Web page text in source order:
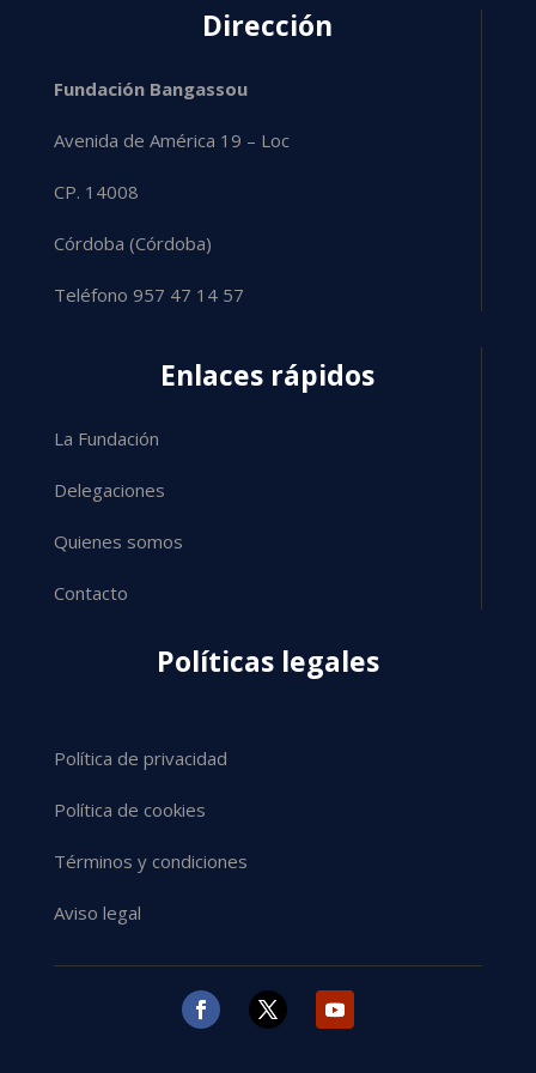
Dirección
Fundación Bangassou
Avenida de América 19 – Loc
CP. 14008
Córdoba (Córdoba)
Teléfono 957 47 14 57
Enlaces rápidos
La Fundación
Delegaciones
Quienes somos
Contacto
Políticas legales
Política de privacidad
Política de cookies
Términos y condiciones
Aviso legal